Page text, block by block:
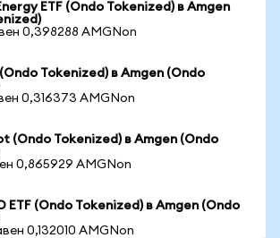
ETF (Ondo Tokenized) в Amgen
0,398288 AMGNon
Tokenized) в Amgen (Ondo
0,316373 AMGNon
(Ondo Tokenized) в Amgen (Ondo
0,865929 AMGNon
ETF (Ondo Tokenized) в Amgen (Ondo
0,132010 AMGNon